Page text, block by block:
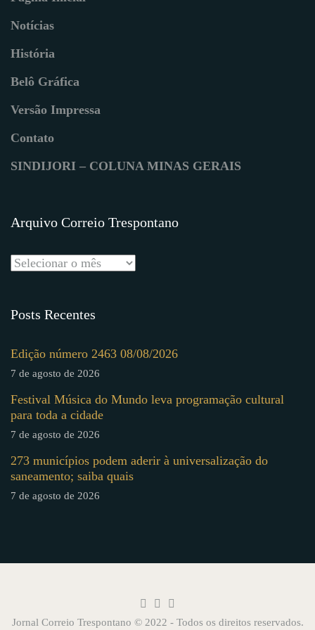
Notícias
História
Belô Gráfica
Versão Impressa
Contato
SINDIJORI – COLUNA MINAS GERAIS
Arquivo Correio Trespontano
Posts Recentes
Edição número 2463 08/08/2026
7 de agosto de 2026
Festival Música do Mundo leva programação cultural
para toda a cidade
7 de agosto de 2026
273 municípios podem aderir à universalização do
saneamento; saiba quais
7 de agosto de 2026
Jornal Correio Trespontano © 2022 - Todos os direitos reservados.